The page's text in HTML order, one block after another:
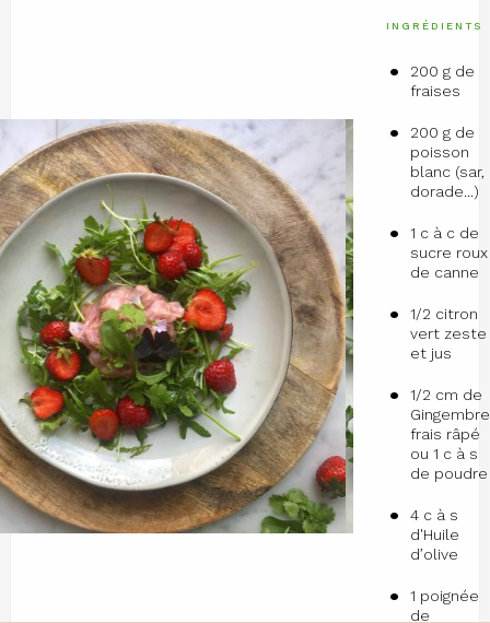
INGRÉDIENTS
200 g de
fraises
200 g de
poisson
blanc (sar,
dorade...)
1 c à c de
sucre roux
de canne
1/2 citron
vert zeste
et jus
1/2 cm de
Gingembre
frais râpé
ou 1 c à s
de poudre
4 c à s
d'Huile
d’olive
1 poignée
de